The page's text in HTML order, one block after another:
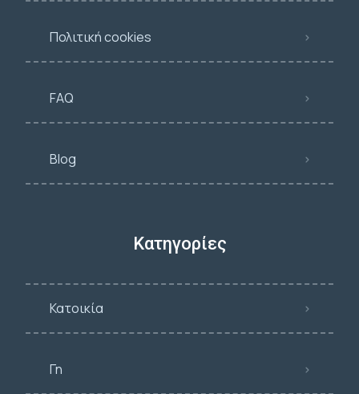
Πολιτική cookies
FAQ
Blog
Κατηγορίες
Κατοικία
Γη